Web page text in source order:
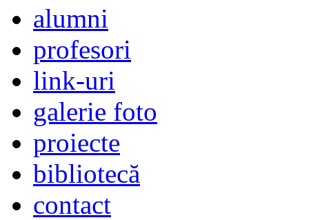
alumni
profesori
link-uri
galerie foto
proiecte
bibliotecă
contact